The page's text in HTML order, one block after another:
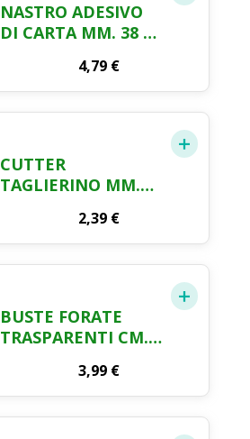
NASTRO ADESIVO
DI CARTA MM. 38 X
4,79 €
CUTTER
TAGLIERINO MM.
2,39 €
BUSTE FORATE
TRASPARENTI CM.
3,99 €